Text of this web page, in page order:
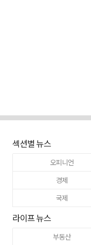
섹션별 뉴스
오피니언
경제
국제
라이프 뉴스
부동산